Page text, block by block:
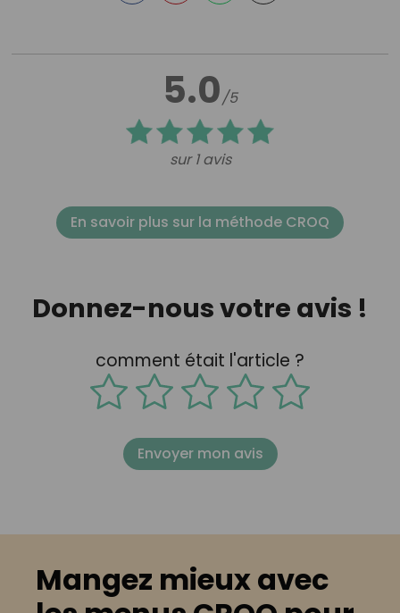
5.0/5
sur 1 avis
En savoir plus sur la méthode CROQ
Donnez-nous votre avis !
comment était l'article ?
Envoyer mon avis
Mangez mieux avec